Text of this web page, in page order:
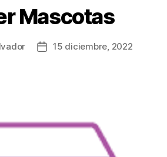
Mascotas
15 diciembre, 2022